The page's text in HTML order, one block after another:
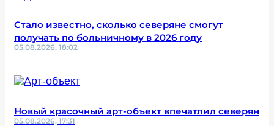
Стало известно, сколько северяне смогут
получать по больничному в 2026 году
05.08.2026, 18:02
Новый красочный арт-объект впечатлил северян
05.08.2026, 17:31